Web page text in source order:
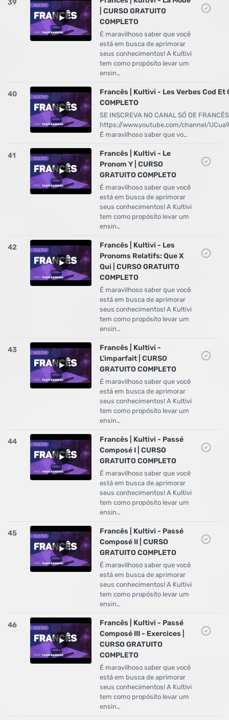
39
| CURSO GRATUITO
COMPLETO
É maravilhoso saber que você
está em busca de aprimorar
seus conhecimentos! A Kultivi
tem como propósito levar um
ensin…
40
Francês | Kultivi - Les Verbes Cod Et
COMPLETO
SE INSCREVA NO CANAL SÓ DE
https://www.youtube.com/channel/
É maravilhoso saber que vo…
41
Francês | Kultivi - Le
Pronom Y | CURSO
GRATUITO COMPLETO
É maravilhoso saber que você
está em busca de aprimorar
seus conhecimentos! A Kultivi
tem como propósito levar um
ensin…
42
Francês | Kultivi - Les
Pronoms Relatifs: Que X
Qui | CURSO GRATUITO
COMPLETO
É maravilhoso saber que você
está em busca de aprimorar
seus conhecimentos! A Kultivi
tem como propósito levar um
ensin…
43
Francês | Kultivi -
L'imparfait | CURSO
GRATUITO COMPLETO
É maravilhoso saber que você
está em busca de aprimorar
seus conhecimentos! A Kultivi
tem como propósito levar um
ensin…
44
Francês | Kultivi - Passé
Composé I | CURSO
GRATUITO COMPLETO
É maravilhoso saber que você
está em busca de aprimorar
seus conhecimentos! A Kultivi
tem como propósito levar um
ensin…
45
Francês | Kultivi - Passé
Composé II | CURSO
GRATUITO COMPLETO
É maravilhoso saber que você
está em busca de aprimorar
seus conhecimentos! A Kultivi
tem como propósito levar um
ensin…
46
Francês | Kultivi - Passé
Composé III - Exercices |
CURSO GRATUITO
COMPLETO
É maravilhoso saber que você
está em busca de aprimorar
seus conhecimentos! A Kultivi
tem como propósito levar um
ensin…